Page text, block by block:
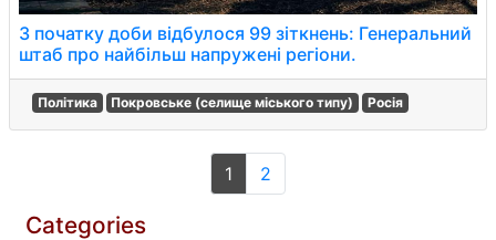
З початку доби відбулося 99 зіткнень: Генеральний
штаб про найбільш напружені регіони.
Політика Покровське (селище міського типу) Росія
1 2
Categories